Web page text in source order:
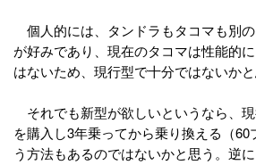
個人的には、タンドラもタコマも別
が好みであり、現在のタコマは性能的
はないため、現行型で十分ではないかと
それでも新型が欲しいというなら、
を購入し3年乗ってから乗り換える（
う方法もあるのではないかと思う。逆